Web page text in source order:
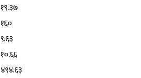
१९.३७
१६०
९.६३
१०.६६
४९४.६३